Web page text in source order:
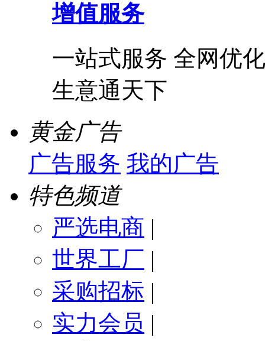
增值服务
一站式服务 全网优
生意通天下
黄金广告
广告服务 我的广告
特色频道
严选电商 |
世界工厂 |
采购招标 |
实力会员 |